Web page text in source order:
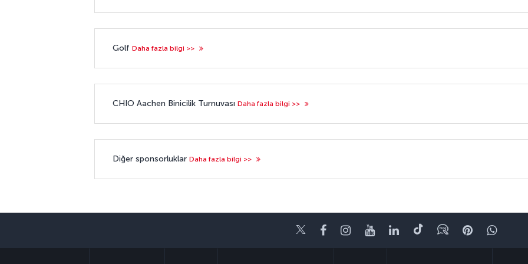
Golf Daha fazla bilgi >>
CHIO Aachen Binicilik Turnuvası Daha fazla bilgi >>
Diğer sponsorluklar Daha fazla bilgi >>
TwitterFacebookInstagram
YoutubeLinkedIn
TiktokBlogPinterest